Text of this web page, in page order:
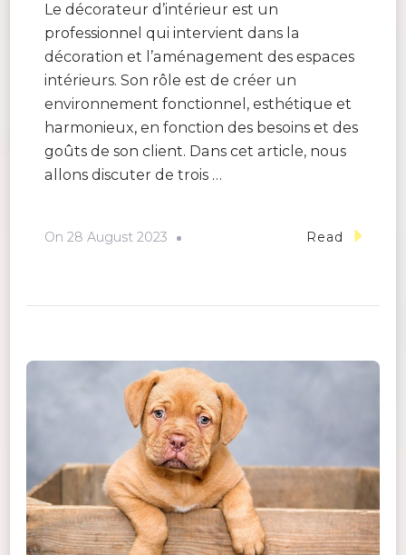
Le décorateur d’intérieur est un
professionnel qui intervient dans la
décoration et l’aménagement des espaces
intérieurs. Son rôle est de créer un
environnement fonctionnel, esthétique et
harmonieux, en fonction des besoins et des
goûts de son client. Dans cet article, nous
allons discuter de trois …
On 28 August 2023 Read